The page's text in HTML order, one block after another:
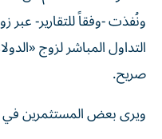
ونُفذت -وفقاً للتقارير- عبر
التداول المباشر لزوج
صريح.
ويرى بعض المستثمرين في